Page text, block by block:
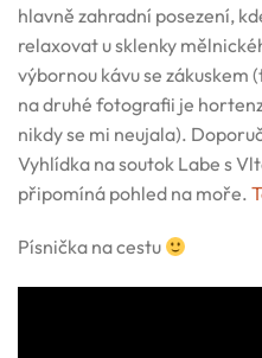
hlavně zahradní posezení,
relaxovat u sklenky
výbornou kávu se
na druhé fotografii je
nikdy se mi neujala).
Vyhlídka na soutok Labe s
připomíná pohled na moře.
Písnička na cestu